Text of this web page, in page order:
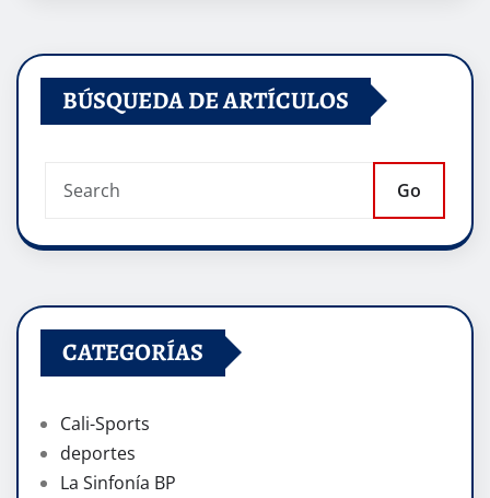
BÚSQUEDA DE ARTÍCULOS
Go
CATEGORÍAS
Cali-Sports
deportes
La Sinfonía BP